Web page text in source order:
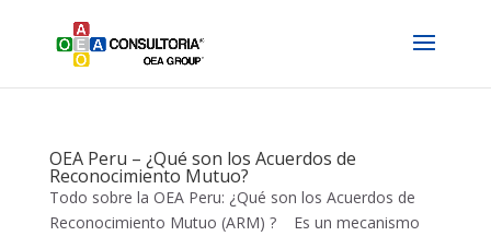
OEA Peru – ¿Qué son los Acuerdos de
Reconocimiento Mutuo?
Todo sobre la OEA Peru: ¿Qué son los Acuerdos de
Reconocimiento Mutuo (ARM) ? Es un mecanismo